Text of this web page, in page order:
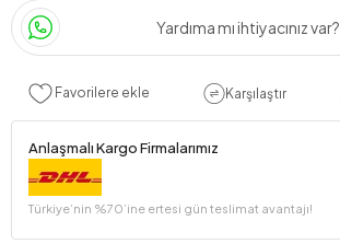
Yardıma mı ihtiyacınız var?
Favorilere ekle Karşılaştır
Anlaşmalı Kargo Firmalarımız
Türkiye’nin %70’ine ertesi gün teslimat avantajı!